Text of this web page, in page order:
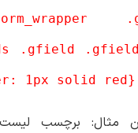
.gfield
1px solid red}
مثال: برچسب